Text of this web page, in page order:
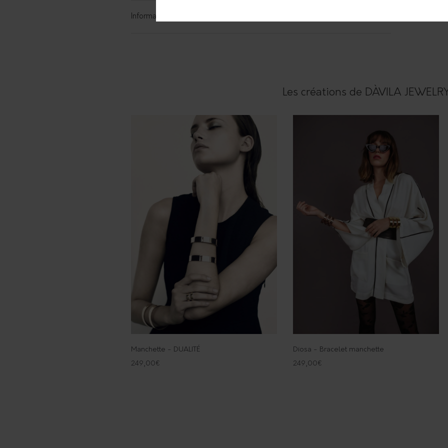
Informations complémentaires
Les créations de DÀVILA
Manchette - DUALITÉ
249,00€
Diosa - Bracelet manchette
249,00€